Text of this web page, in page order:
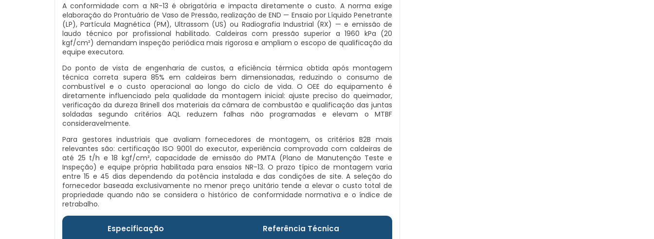
A conformidade com a NR-13 é obrigatória e impacta diretamente o custo. A norma exige
elaboração do Prontuário de Vaso de Pressão, realização de END — Ensaio por Líquido Penetrante
(LP), Partícula Magnética (PM), Ultrassom (US) ou Radiografia Industrial (RX) — e emissão de
laudo técnico por profissional habilitado. Caldeiras com pressão superior a 1960 kPa (20
kgf/cm²) demandam inspeção periódica mais rigorosa e ampliam o escopo de qualificação da
equipe executora.
Do ponto de vista de engenharia de custos, a eficiência térmica obtida após montagem
técnica correta supera 85% em caldeiras bem dimensionadas, reduzindo o consumo de
combustível e o custo operacional ao longo do ciclo de vida. O OEE do equipamento é
diretamente influenciado pela qualidade da montagem inicial: ajuste preciso do queimador,
verificação da dureza Brinell dos materiais da câmara de combustão e qualificação das juntas
soldadas segundo critérios AQL reduzem falhas não programadas e elevam o MTBF
consideravelmente.
Para gestores industriais que avaliam fornecedores de montagem, os critérios B2B mais
relevantes são: certificação ISO 9001 do executor, experiência comprovada com caldeiras de
até 25 t/h e 18 kgf/cm², capacidade de emissão do PMTA (Plano de Manutenção Teste e
Inspeção) e equipe própria habilitada para ensaios NR-13. O prazo típico de montagem varia
entre 15 e 45 dias dependendo da potência instalada e das condições de site. A seleção do
fornecedor baseada exclusivamente no menor preço unitário tende a elevar o custo total de
propriedade quando não se considera o histórico de conformidade normativa e o índice de
retrabalho.
Especificação Referência Técnica